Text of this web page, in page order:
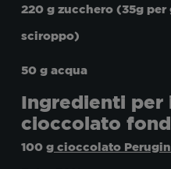
220 g zucchero (35g
sciroppo)
50 g acqua
Ingredienti per
cioccolato
100 gcioccolato